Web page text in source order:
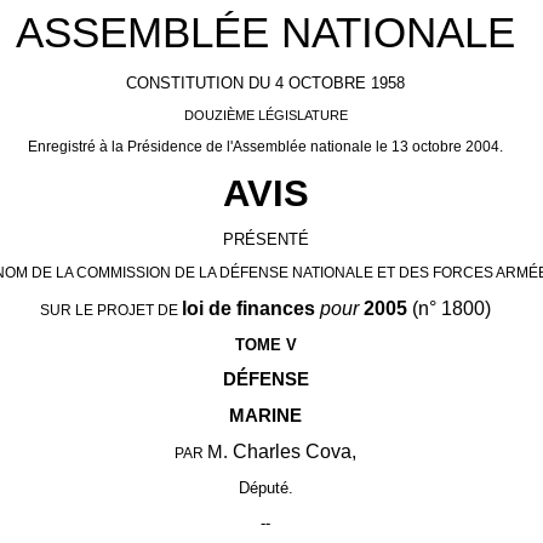
ASSEMBLÉE NATIONALE
CONSTITUTION DU 4 OCTOBRE 1958
DOUZIÈME LÉGISLATURE
Enregistré à la Présidence de l'Assemblée nationale le 13 octobre 2004.
AVIS
PRÉSENTÉ
DE LA COMMISSION DE LA DÉFENSE NATIONALE ET DES FORCES
SUR LE PROJET DE loi de finances pour 2005 (n° 1800)
TOME V
DÉFENSE
MARINE
PAR M. Charles Cova,
Député.
--